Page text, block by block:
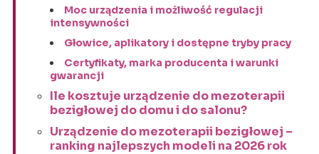
Moc urządzenia i możliwość regulacji
intensywności
Głowice, aplikatory i dostępne tryby pracy
Certyfikaty, marka producenta i warunki
gwarancji
Ile kosztuje urządzenie do mezoterapii
bezigłowej do domu i do salonu?
Urządzenie do mezoterapii bezigłowej –
ranking najlepszych modeli na 2026 rok